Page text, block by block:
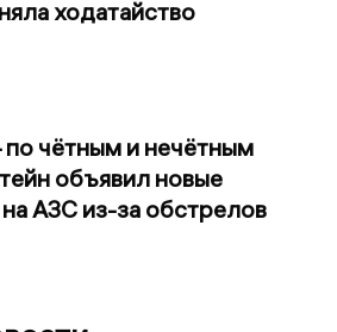
ходатайство
чётным и нечётным
объявил новые
АЗС из-за обстрелов